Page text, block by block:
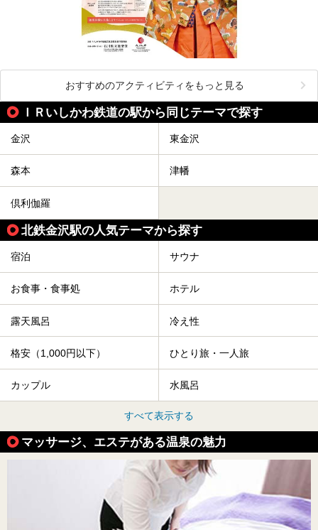
おすすめのアクティビティをもっと見る
ＩＲいしかわ鉄道の駅から同じテーマで探す
金沢 東金沢
森本 津幡
倶利伽羅
北鉄金沢駅の人気テーマから探す
宿泊 サウナ
お食事・食事処 ホテル
露天風呂 冷え性
格安（1,000円以下） ひとり旅・一人旅
カップル 水風呂
すべて表示する
マッサージ、エステがある温泉の魅力